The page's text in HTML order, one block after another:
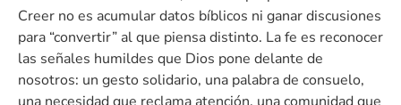
Creer no es acumular datos bíblicos ni ganar discusiones
para “convertir” al que piensa distinto. La fe es reconocer
las señales humildes que Dios pone delante de
nosotros: un gesto solidario, una palabra de consuelo,